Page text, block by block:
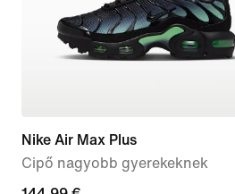
Nike Air Max Plus
Cipő nagyobb gyerekeknek